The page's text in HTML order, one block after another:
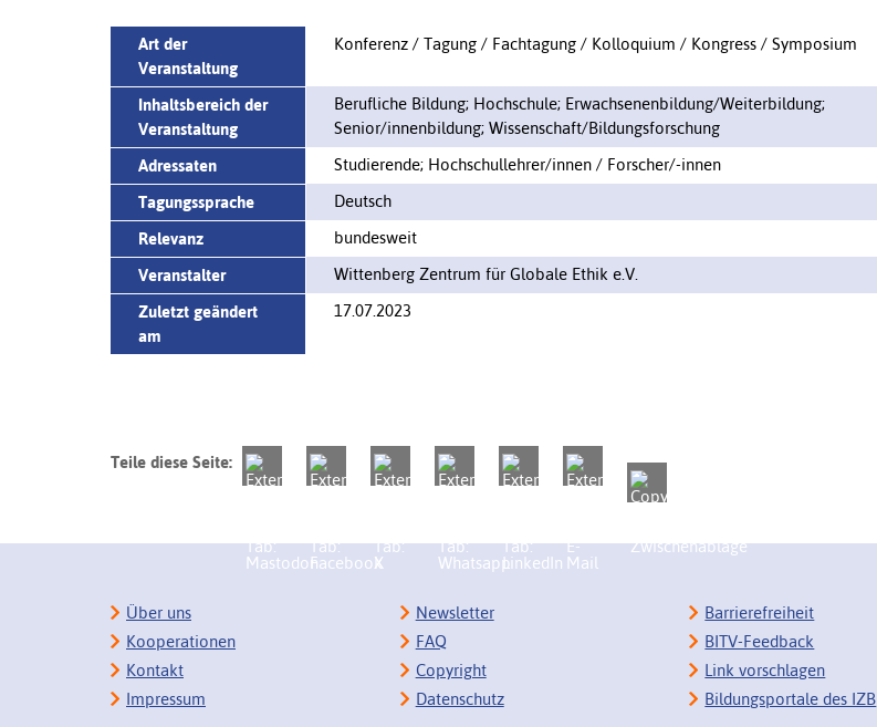
Art der
Veranstaltung
Konferenz / Tagung / Fachtagung / Kolloquium / Kongress / Symposium
Inhaltsbereich der
Veranstaltung
Berufliche Bildung; Hochschule; Erwachsenenbildung/Weiterbildung;
Senior/innenbildung; Wissenschaft/Bildungsforschung
Adressaten
Studierende; Hochschullehrer/innen / Forscher/-innen
Tagungssprache
Deutsch
Relevanz
bundesweit
Veranstalter
Wittenberg Zentrum für Globale Ethik e.V.
Zuletzt geändert
am
17.07.2023
Teile diese Seite:
Über uns
Kooperationen
Kontakt
Impressum
Newsletter
FAQ
Copyright
Datenschutz
Barrierefreiheit
BITV-Feedback
Link vorschlagen
Bildungsportale des IZB